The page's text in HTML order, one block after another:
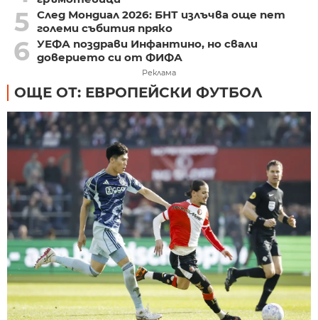
5 След Мондиал 2026: БНТ излъчва още пет
големи събития пряко
6 УЕФА поздрави Инфантино, но свали
доверието си от ФИФА
Реклама
ОЩЕ ОТ: ЕВРОПЕЙСКИ ФУТБОЛ